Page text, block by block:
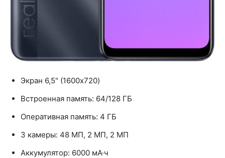
Экран 6,5" (1600x720)
Встроенная память: 64/128 ГБ
Оперативная память: 4 ГБ
3 камеры: 48 МП, 2 МП, 2 МП
Аккумулятор: 6000 мА·ч